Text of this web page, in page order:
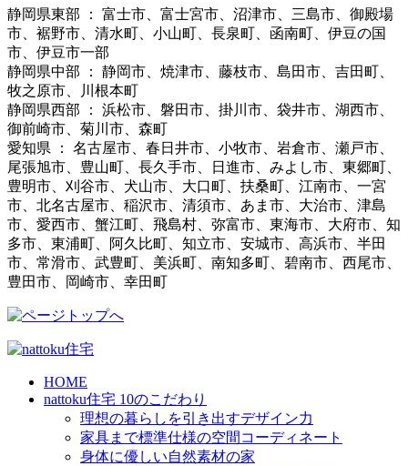
静岡県東部 ： 富士市、富士宮市、沼津市、三島市、御殿場
市、裾野市、清水町、小山町、長泉町、函南町、伊豆の国
市、伊豆市一部
静岡県中部 ： 静岡市、焼津市、藤枝市、島田市、吉田町、
牧之原市、川根本町
静岡県西部 ： 浜松市、磐田市、掛川市、袋井市、湖西市、
御前崎市、菊川市、森町
愛知県 ： 名古屋市、春日井市、小牧市、岩倉市、瀬戸市、
尾張旭市、豊山町、長久手市、日進市、みよし市、東郷町、
豊明市、刈谷市、犬山市、大口町、扶桑町、江南市、一宮
市、北名古屋市、稲沢市、清須市、あま市、大治市、津島
市、愛西市、蟹江町、飛島村、弥富市、東海市、大府市、知
多市、東浦町、阿久比町、知立市、安城市、高浜市、半田
市、常滑市、武豊町、美浜町、南知多町、碧南市、西尾市、
豊田市、岡崎市、幸田町
HOME
nattoku住宅 10のこだわり
理想の暮らしを引き出すデザイン力
家具まで標準仕様の空間コーディネート
身体に優しい自然素材の家